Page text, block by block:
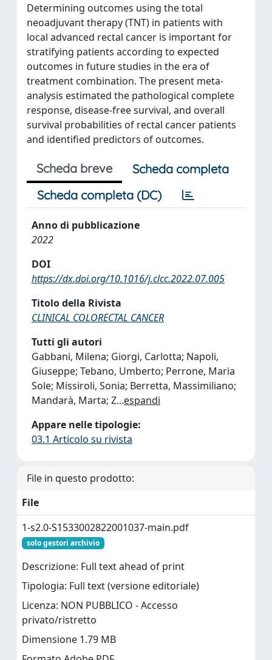
Determining outcomes using the total
neoadjuvant therapy (TNT) in patients with
local advanced rectal cancer is important for
stratifying patients according to expected
outcomes in future studies in the era of
treatment combination. The present meta-
analysis estimated the pathological complete
response, disease-free survival, and overall
survival probabilities of rectal cancer patients
and identified predictors of outcomes.
Scheda breve
Scheda completa
Scheda completa (DC)
Anno di pubblicazione
2022
DOI
https://dx.doi.org/10.1016/j.clcc.2022.07.005
Titolo della Rivista
CLINICAL COLORECTAL CANCER
Tutti gli autori
Gabbani, Milena; Giorgi, Carlotta; Napoli,
Giuseppe; Tebano, Umberto; Perrone, Maria
Sole; Missiroli, Sonia; Berretta, Massimiliano;
Mandarà, Marta; Z...espandi
Appare nelle tipologie:
03.1 Articolo su rivista
File in questo prodotto:
File
1-s2.0-S1533002822001037-main.pdf
solo gestori archivio
Descrizione: Full text ahead of print
Tipologia: Full text (versione editoriale)
Licenza: NON PUBBLICO - Accesso
privato/ristretto
Dimensione 1.79 MB